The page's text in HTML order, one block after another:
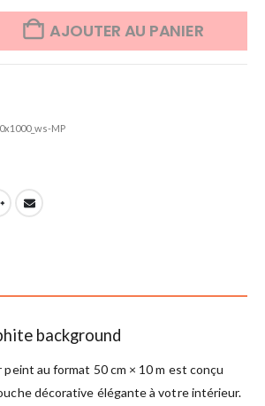
AJOUTER AU PANIER
MP
background
peint au format 50 cm × 10 m est conçu
décorative élégante à votre intérieur.